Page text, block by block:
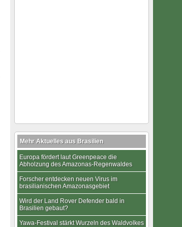
Mehr Aktuelles aus Brasilien
Europa fördert laut Greenpeace die
Abholzung des Amazonas-Regenwaldes
Forscher entdecken neuen Virus im
brasilianischen Amazonasgebiet
Wird der Land Rover Defender bald in
Brasilien gebaut?
Yawa-Festival stärkt Wurzeln des Waldvolkes